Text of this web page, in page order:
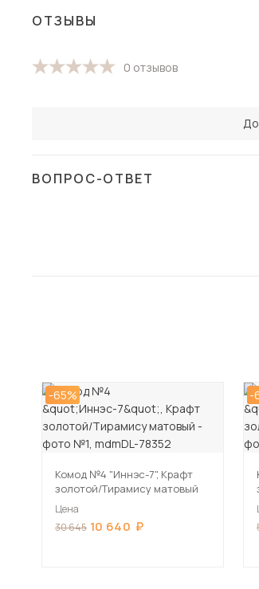
ОТЗЫВЫ
0 отзывов
ВОПРОС-ОТВЕТ
-65%
Комод №4 "Иннэс-7", Крафт
золотой/Тирамису матовый
Цена
30 645 10 640
-